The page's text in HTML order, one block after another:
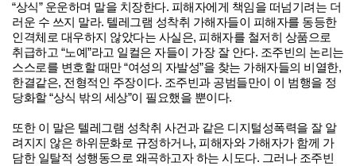
“상식” 운운하며 말을 치장한다. 피해자에게 책임을 떠넘기려는 더
러운 수 쓰지 말라. 텔레그램 성착취 가해자들이 피해자를 동등한
인격체로 대우하지 않았다는 사실은, 피해자를 철저히 상품으로
취급하고 “노예”라고 일컬은 자들이 가장 잘 안다. 조주빈의 논리는
스스로를 변호할 때만 “여성의 자발성”을 찾는 가해자들의 비열한,
한결같은, 전형적인 주장이다. 조주빈과 공범들만이 이 범행을 정
당화할 “상식 밖의 세상”이 필요했을 뿐이다.
또한 이 말은 텔레그램 성착취 사건과 같은 디지털성폭력을 잘 알
려지지 않은 하위문화로 규정하거나, 피해자와 가해자가 함께 가
담한 일탈적 성행동으로 왜곡하고자 하는 시도다. 그러나 조주빈